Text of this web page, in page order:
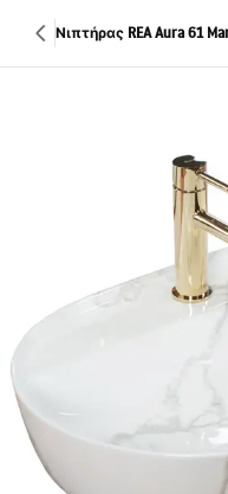
Νιπτήρας REA Aura 61